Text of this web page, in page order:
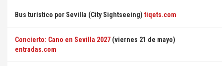
Bus turístico por Sevilla (City Sightseeing) tiqets.com
Concierto: Cano en Sevilla 2027 (viernes 21 de mayo)
entradas.com